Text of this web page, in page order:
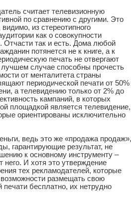
считает телевизионную
по сравнению с другими. Это
из стереотипного
как о совокупности
Отчасти так и есть. Дома любой
потянется не к книге, а к
печать не отвергают
случае способны прочесть
от менталитета страны
периодической печати от 50%
а телевидению только от 2% до
кампаний, в которых
площадкой является телевидение,
ориентированы исключительно
ведь это же «продажа продаж»,
гарантирующие результат, не
к основному инструменту –
него. И хотя это утверждение
тех рекламодателей, которые
размещать свою
печати бесплатно, их нетрудно